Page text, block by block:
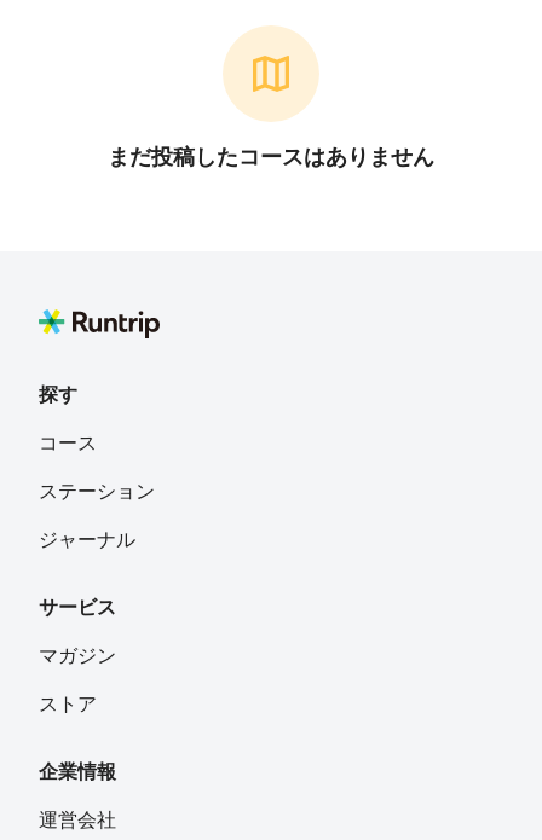
まだ投稿したコースはありません
探す
コース
ステーション
ジャーナル
サービス
マガジン
ストア
企業情報
運営会社